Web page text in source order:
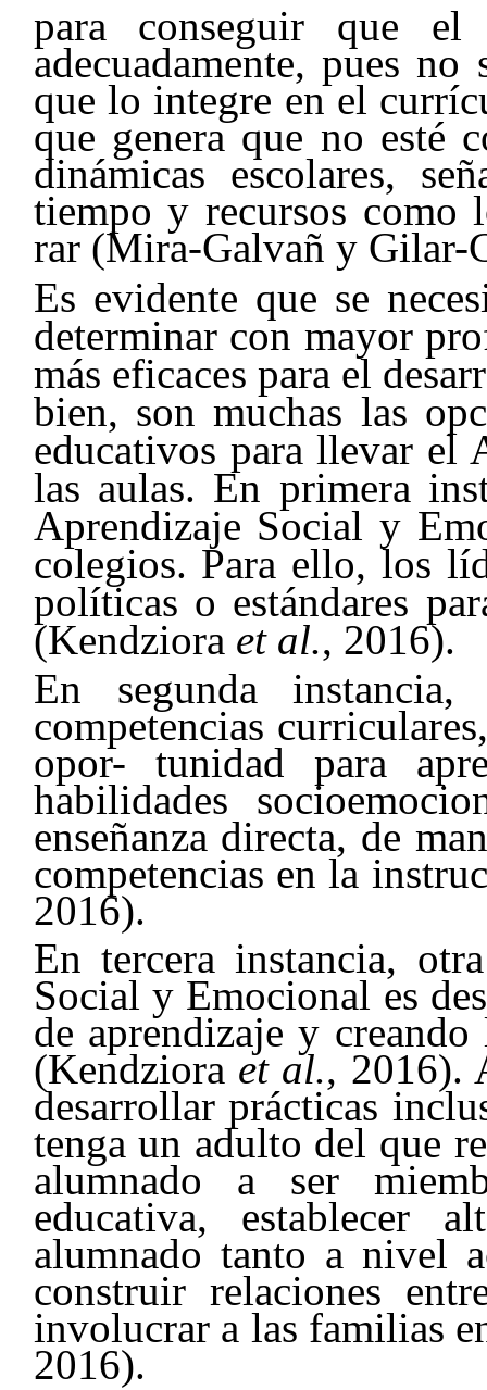
para conseguir que
adecuadamente, pues
que lo integre en el
que genera que no esté
dinámicas escolares,
tiempo y recursos como
rar (Mira-Galvañ y Gilar-
Es evidente que se
determinar con mayor
más eficaces para el
bien, son muchas las
educativos para llevar el
las aulas. En primera
Aprendizaje Social y
colegios. Para ello, los
políticas o estándares
(Kendziora et al., 2016).
En segunda
competencias
opor- tunidad para
habilidades
enseñanza directa, de
competencias en la
2016).
En tercera instancia,
Social y Emocional es
de aprendizaje y
(Kendziora et al., 2016).
desarrollar prácticas
tenga un adulto del que
alumnado a ser
educativa, establecer
alumnado tanto a nivel
construir relaciones
involucrar a las familias
2016).